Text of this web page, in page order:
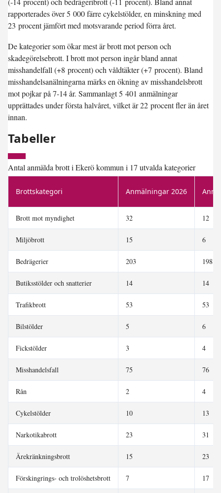
rapporterades över 5 000 färre cykelstölder, en minskning med
23 procent jämfört med motsvarande period förra året.
De kategorier som ökar mest är brott mot person och
skadegörelsebrott. I brott mot person ingår bland annat
misshandelfall (+8 procent) och våldtäkter (+7 procent). Bland
misshandelsanälningarna märks en ökning av misshandelsbrott
mot pojkar på 7-14 år. Sammanlagt 5 401 anmälningar
upprättades under första halvåret, vilket är 22 procent fler än året
innan.
Tabeller
Antal anmälda brott i Ekerö kommun i 17 utvalda kategorier
Brottskategori Anmälningar 2026
Brott mot myndighet 32 12
Miljöbrott 15 6
Bedrägerier 203 198
Butiksstölder och snatterier 14 14
Trafikbrott 53 53
Bilstölder 5 6
Fickstölder 3 4
Misshandelsfall 75 76
Rån 2 4
Cykelstölder 10 13
Narkotikabrott 23 31
Ärekränkningsbrott 15 23
Förskingrings- och trolöshetsbrott 7 17